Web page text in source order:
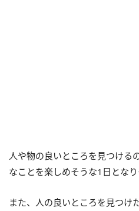
人や物の良いところを見つける
なことを楽しめそうな1日となり
また、人の良いところを見つけ